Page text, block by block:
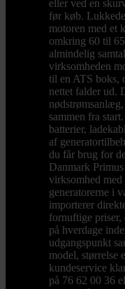
eller ved en
før køb.
motoren med et
omkring 60 til
almindelig
virksomheden
til en ATS boks,
nettet falder ud.
sammen fra
batterier,
af
du får brug for
Danmark
virksomhed
generatorerne i
importerer
fornuftige priser,
på hverdage
udgangspunkt
model, størrelse
kundeservice
på 76 62 00 36